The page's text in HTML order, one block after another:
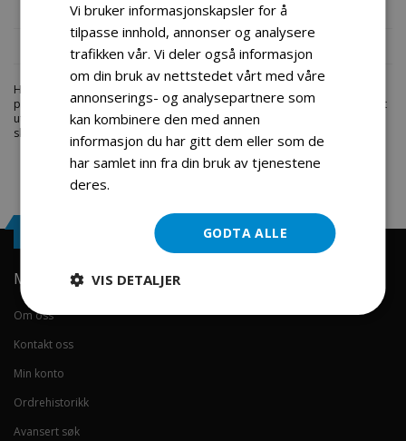
Produktomtaler
Fil vedlegg
Hos engrosservice.no får du kjøpt lader e rider
priser. Bestill endeler-trasykkeli dag fra Engros Service. Vi har et stort
utvalg av produkter innen: Hjem, sport og fritids segmentet. Velkommen
skal du være.
Min konto
Om oss
Kontakt oss
Min konto
Ordrehistorikk
Avansert søk
Vi bruker informasjonskapsler for å
tilpasse innhold, annonser og analysere
trafikken vår. Vi deler også informasjon
om din bruk av nettstedet vårt med våre
annonserings- og analysepartnere som
kan kombinere den med annen
informasjon du har gitt dem eller som de
har samlet inn fra din bruk av tjenestene
deres.
GODTA ALLE
VIS DETALJER